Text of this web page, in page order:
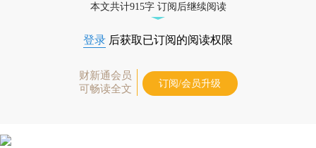
本文共计915字 订阅后继续阅读
登录 后获取已订阅的阅读权限
财新通会员
可畅读全文
订阅/会员升级